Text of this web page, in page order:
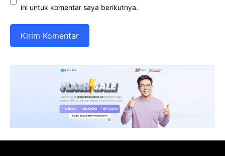
ini untuk komentar saya berikutnya.